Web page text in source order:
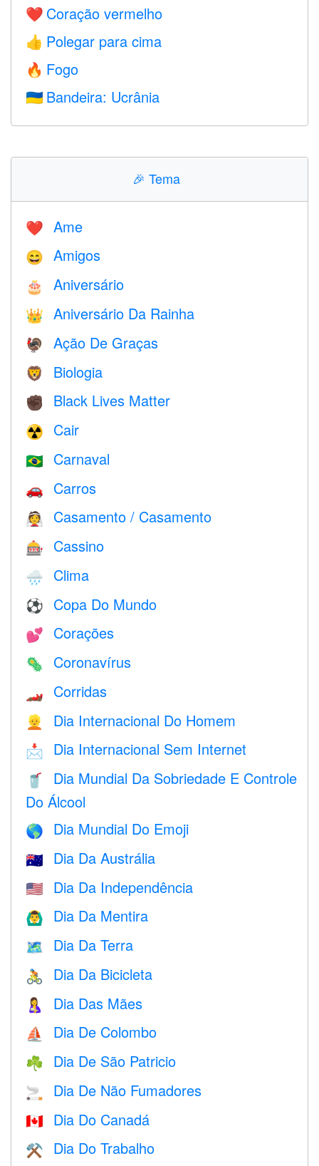
❤️ Coração vermelho
👍 Polegar para cima
🔥 Fogo
🇺🇦 Bandeira: Ucrânia
🎉 Tema
❤️️ Ame
😄 Amigos
🎂 Aniversário
👑 Aniversário Da Rainha
🦃 Ação De Graças
🦁 Biologia
✊🏿 Black Lives Matter
☢️ Cair
🇧🇷 Carnaval
🚗 Carros
👰 Casamento / Casamento
🎰 Cassino
🌧 Clima
⚽ Copa Do Mundo
💕 Corações
🦠 Coronavírus
🏎 Corridas
👱 Dia Internacional Do Homem
📩 Dia Internacional Sem Internet
🥤
Dia Mundial Da Sobriedade E Controle
Do Álcool
🌎 Dia Mundial Do Emoji
🇦🇺 Dia Da Austrália
🇺🇸 Dia Da Independência
🙆‍♂️ Dia Da Mentira
🗺️ Dia Da Terra
🚴 Dia Da Bicicleta
🤱 Dia Das Mães
⛵️ Dia De Colombo
☘️ Dia De São Patricio
🚬 Dia De Não Fumadores
🇨🇦 Dia Do Canadá
⚒️ Dia Do Trabalho